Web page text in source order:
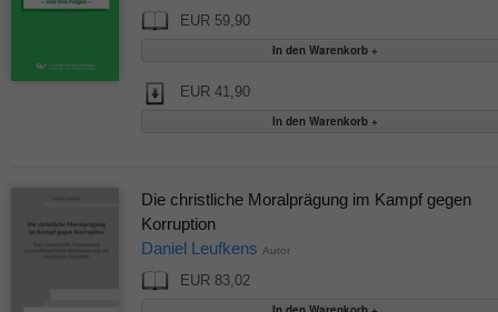
EUR 59,90
EUR 41,90
Die christliche Moralprägung im Kampf gegen
Korruption
Daniel Leufkens Autor
EUR 83,02